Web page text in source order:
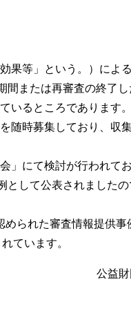
果等」という。）によ
間または再審査の終了
いるところであります。
随時募集しており、収
」にて検討が行われて
して公表されましたの
られた審査情報提供事
ています。
公益